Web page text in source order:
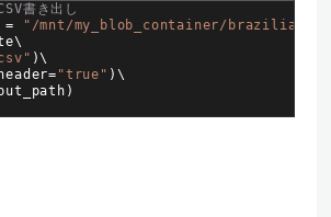
書き出し
=
"/mnt/my_blob_container/brazilian-
\
)\
header= "true" ) \
)